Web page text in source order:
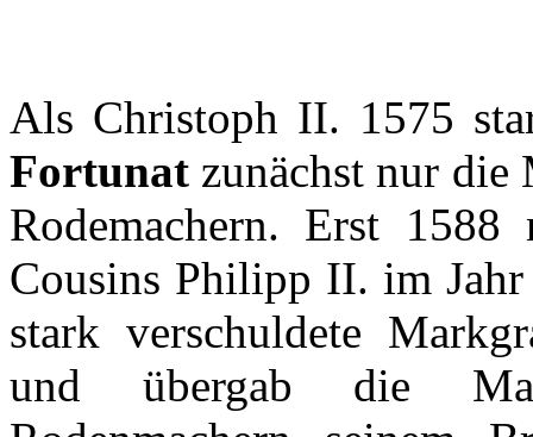
Als Christoph II. 1575
Fortunat zunächst nur die
Rodemachern. Erst 1588
Cousins Philipp II. im Jahr
stark verschuldete
und übergab die